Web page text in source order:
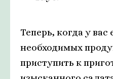
Теперь, когда у
необходимых
приступить к